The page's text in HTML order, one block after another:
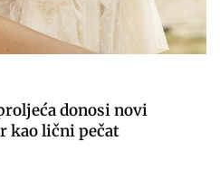
donosi novi
kao lični pečat